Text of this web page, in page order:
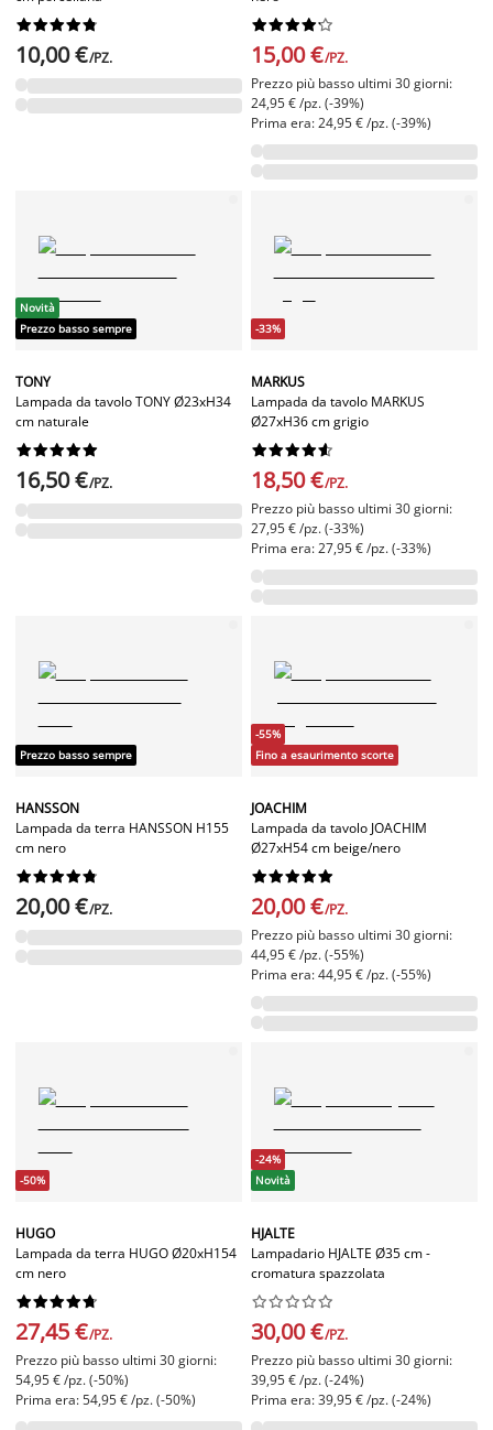






10,00 €/PZ.






15,00 €/PZ.
Prezzo più basso ultimi 30 giorni:
24,95 € /pz. (-39%)
Prima era: 24,95 € /pz. (-39%)
Novità
Prezzo basso sempre
TONY
Lampada da tavolo TONY Ø23xH34
cm naturale






16,50 €/PZ.
-33%
MARKUS
Lampada da tavolo MARKUS
Ø27xH36 cm grigio






18,50 €/PZ.
Prezzo più basso ultimi 30 giorni:
27,95 € /pz. (-33%)
Prima era: 27,95 € /pz. (-33%)
Prezzo basso sempre
HANSSON
Lampada da terra HANSSON H155
cm nero






20,00 €/PZ.
-55%
Fino a esaurimento scorte
JOACHIM
Lampada da tavolo JOACHIM
Ø27xH54 cm beige/nero






20,00 €/PZ.
Prezzo più basso ultimi 30 giorni:
44,95 € /pz. (-55%)
Prima era: 44,95 € /pz. (-55%)
-50%
HUGO
Lampada da terra HUGO Ø20xH154
cm nero






27,45 €/PZ.
Prezzo più basso ultimi 30 giorni:
54,95 € /pz. (-50%)
Prima era: 54,95 € /pz. (-50%)
-24%
Novità
HJALTE
Lampadario HJALTE Ø35 cm -
cromatura spazzolata






30,00 €/PZ.
Prezzo più basso ultimi 30 giorni:
39,95 € /pz. (-24%)
Prima era: 39,95 € /pz. (-24%)